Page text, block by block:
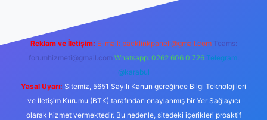
Reklam ve İletişim: E-mail: backlinkpaneli@gmail.com Teams:
forumhizmeti@gmail.com Whatsapp: 0262 606 0 726 Telegram:
@karabul
Yasal Uyarı: Sitemiz, 5651 Sayılı Kanun gereğince Bilgi Teknolojileri
ve İletişim Kurumu (BTK) tarafından onaylanmış bir Yer Sağlayıcı
olarak hizmet vermektedir. Bu nedenle, sitedeki içerikleri proaktif